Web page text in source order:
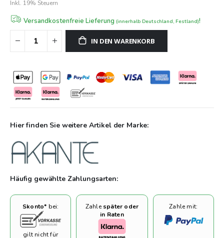
Raum und spiegeln die moderne Lebensweise wider, in der
Form und Funktion Hand in Hand gehen. Mit ihrer klaren
Linienführung und den hochwertigen Materialien sind sie eine
Investition, die nicht nur durch ihre Optik, sondern auch durch
als nur Möbelstücke; sie sind Ausdruck eines modernen,
bewussten Lebensstils.
Inkl. 19% Steuern
Versandkostenfreie Lieferung (innerhalb Deutschland, Festland)!
IN DEN WARENKORB
Hier finden Sie weitere Artikel der Marke:
Häufig gewählte Zahlungsarten:
Skonto* bei:
gilt nicht für
Zahlespäter oder
in Raten
Zahle mit: